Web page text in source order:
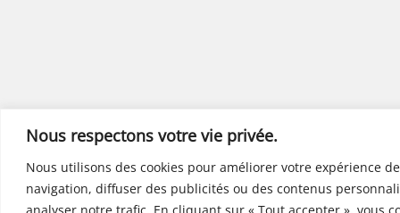
Nous respectons votre vie privée.
Nous utilisons des cookies pour améliorer votre expérience de
navigation, diffuser des publicités ou des contenus
analyser notre trafic. En cliquant sur « Tout accepter », vous